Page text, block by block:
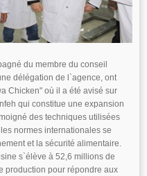
du membre du conseil
délégation de l`agence, ont
Chicken" où il a été avisé sur
qui constitue une expansion
des techniques utilisées
normes internationales se
et la sécurité alimentaire.
s`élève à 52,6 millions de
production pour répondre aux